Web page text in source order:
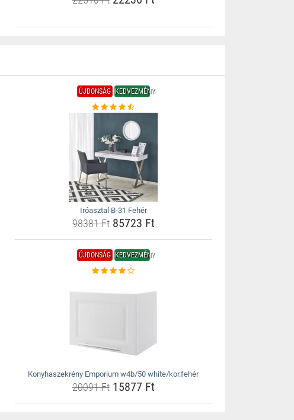
ÚJDONSÁG KEDVEZMÉNY
Iróasztal B-31 Fehér
98381 Ft85723 Ft
ÚJDONSÁG KEDVEZMÉNY
Konyhaszekrény Emporium w4b/50 white/kor.fehér
20091 Ft15877 Ft